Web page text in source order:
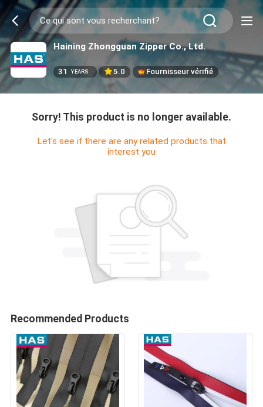
Haining Zhongguan Zipper Co., Ltd.
31 YEARS 5.0 Fournisseur vérifié
Sorry! This product is no longer available.
Let's see if there are any related products that
interest you
Recommended Products